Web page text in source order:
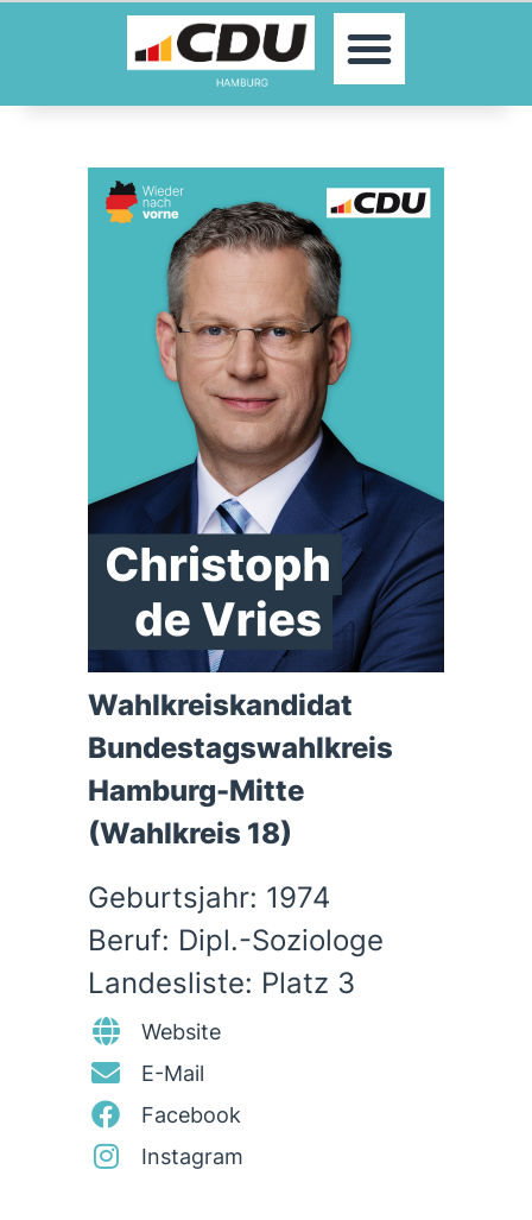
MOIN!
AKTUELLES
PARLAMENTE
KONTAKT
SPENDEN
MITGLIED WERDEN!
Wahlkreiskandidat
Bundestagswahlkreis
Hamburg-Mitte
(Wahlkreis 18)
Geburtsjahr: 1974
Beruf: Dipl.-Soziologe
Landesliste: Platz 3
Website
E-Mail
Facebook
Instagram